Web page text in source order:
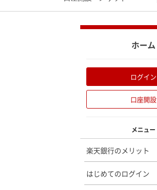
ホーム
ログイン
口座開設
メニュー
楽天銀行のメリット
はじめてのログイン